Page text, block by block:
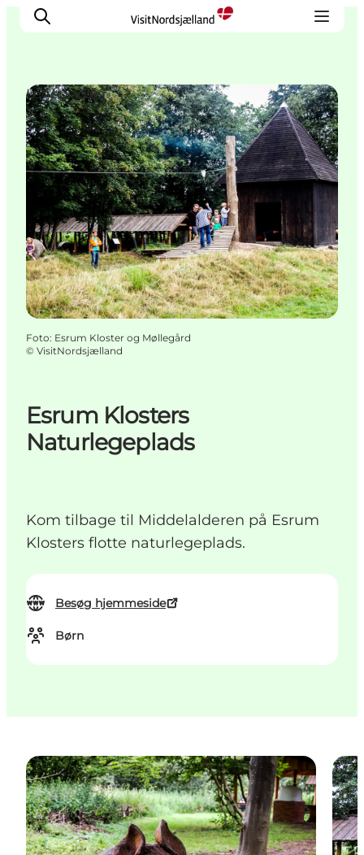
Highlights
Oplev
Det Sker
Overnatning
Byer
Planlæg ferien
Esrum Klosters
Naturlegeplads
Kom tilbage til Middelalderen på Esrum
Klosters flotte naturlegeplads.
Besøg hjemmeside
Børn
Legepladser
Foto: Esrum Kloster og Møllegård
© VisitNordsjælland